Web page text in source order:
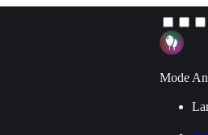
Mode